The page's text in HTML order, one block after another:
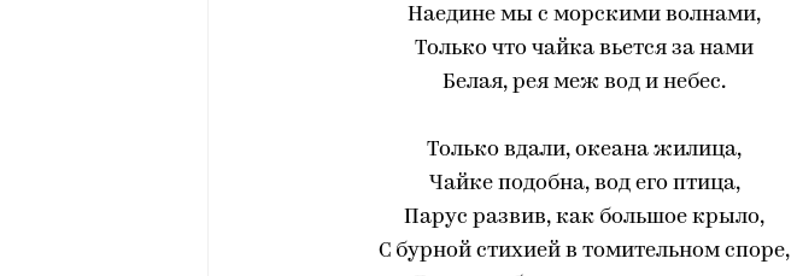
Наедине мы с морскими волнами,
Только что чайка вьется за нами
Белая, рея меж вод и небес.
Только вдали, океана жилица,
Чайке подобна, вод его птица,
Парус развив, как большое крыло,
С бурной стихией в томительном споре,